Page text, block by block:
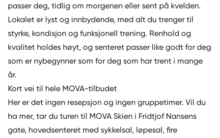
passer deg, tidlig om morgenen eller sent på kvelden.
Lokalet er lyst og innbydende, med alt du trenger til
styrke, kondisjon og funksjonell trening. Renhold og
kvalitet holdes høyt, og senteret passer like godt for deg
som er nybegynner som for deg som har trent i mange
år.
Kort vei til hele MOVA-tilbudet
Her er det ingen resepsjon og ingen gruppetimer. Vil du
ha mer, tar du turen til MOVA Skien i Fridtjof Nansens
gate, hovedsenteret med sykkelsal, løpesal, fire